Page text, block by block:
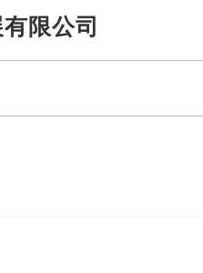
限公司